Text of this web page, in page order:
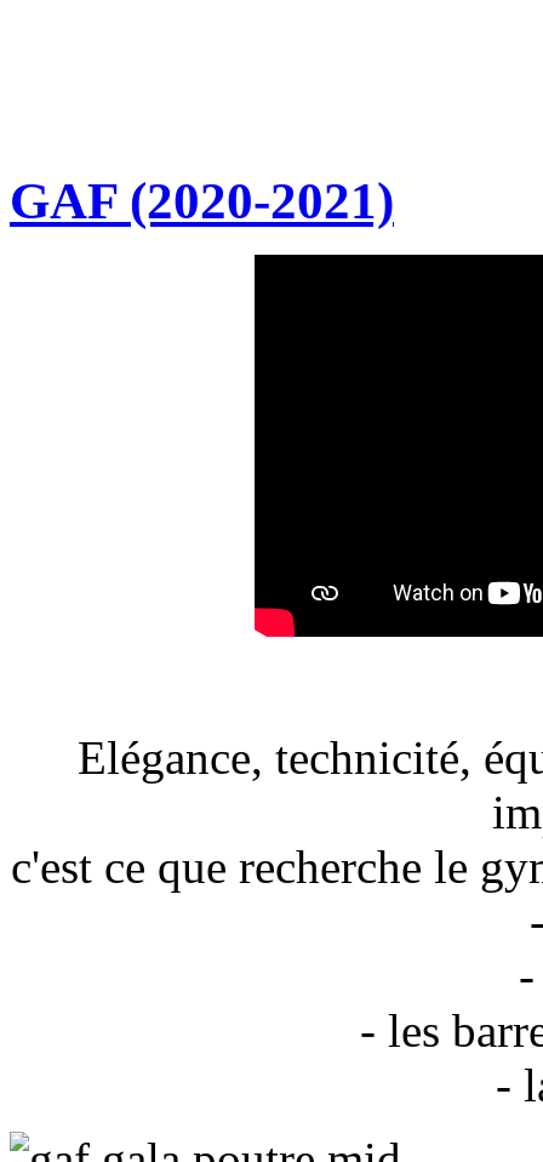
GAF (2020-2021)
Elégance, technicité,
c'est ce que recherche le
- les
-